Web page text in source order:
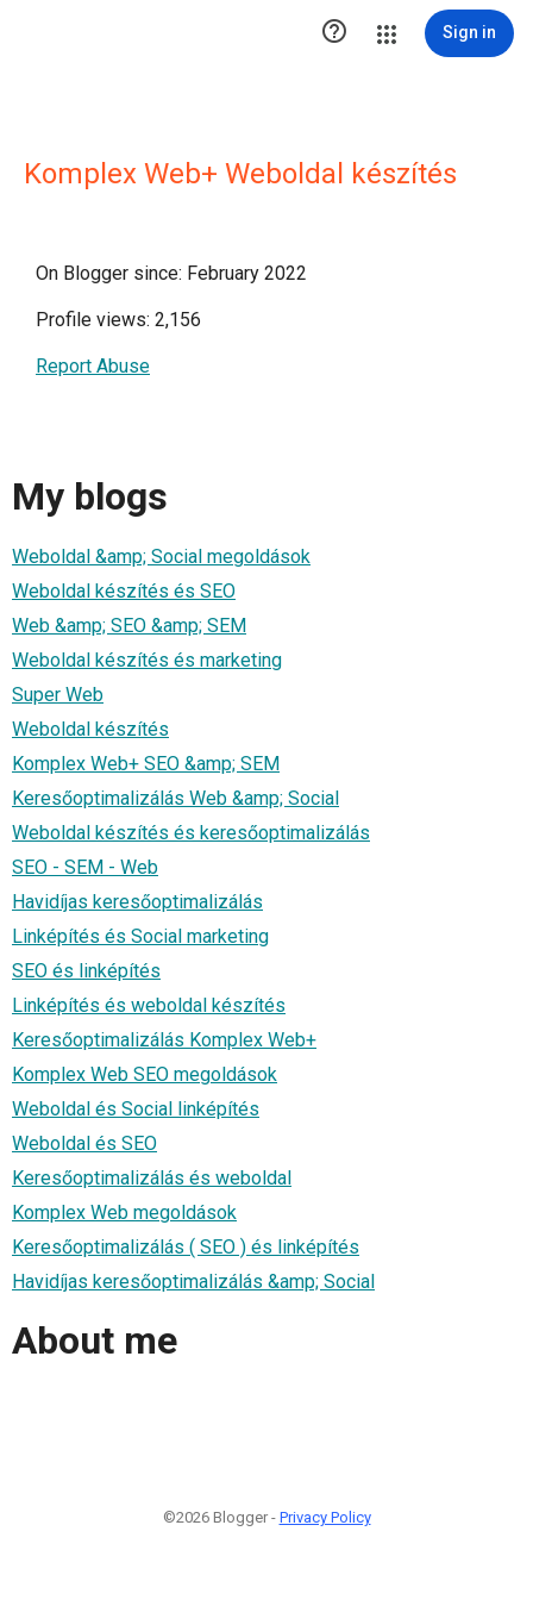
 Sign in
Komplex Web+ Weboldal készítés
On Blogger since: February 2022
Profile views: 2,156
Report Abuse
My blogs
Weboldal &amp; Social megoldások
Weboldal készítés és SEO
Web &amp; SEO &amp; SEM
Weboldal készítés és marketing
Super Web
Weboldal készítés
Komplex Web+ SEO &amp; SEM
Keresőoptimalizálás Web &amp; Social
Weboldal készítés és keresőoptimalizálás
SEO - SEM - Web
Havidíjas keresőoptimalizálás
Linképítés és Social marketing
SEO és linképítés
Linképítés és weboldal készítés
Keresőoptimalizálás Komplex Web+
Komplex Web SEO megoldások
Weboldal és Social linképítés
Weboldal és SEO
Keresőoptimalizálás és weboldal
Komplex Web megoldások
Keresőoptimalizálás ( SEO ) és linképítés
Havidíjas keresőoptimalizálás &amp; Social
About me
©2026 Blogger - Privacy Policy